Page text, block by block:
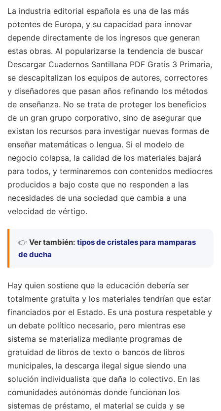
La industria editorial española es una de las más
potentes de Europa, y su capacidad para innovar
depende directamente de los ingresos que generan
estas obras. Al popularizarse la tendencia de buscar
Descargar Cuadernos Santillana PDF Gratis 3 Primaria,
se descapitalizan los equipos de autores, correctores
y diseñadores que pasan años refinando los métodos
de enseñanza. No se trata de proteger los beneficios
de un gran grupo corporativo, sino de asegurar que
existan los recursos para investigar nuevas formas de
enseñar matemáticas o lengua. Si el modelo de
negocio colapsa, la calidad de los materiales bajará
para todos, y terminaremos con contenidos mediocres
producidos a bajo coste que no responden a las
necesidades de una sociedad que cambia a una
velocidad de vértigo.
👉 Ver también: tipos de cristales para mamparas
de ducha
Hay quien sostiene que la educación debería ser
totalmente gratuita y los materiales tendrían que estar
financiados por el Estado. Es una postura respetable y
un debate político necesario, pero mientras ese
sistema se materializa mediante programas de
gratuidad de libros de texto o bancos de libros
municipales, la descarga ilegal sigue siendo una
solución individualista que daña lo colectivo. En las
comunidades autónomas donde funcionan los
sistemas de préstamo, el material se cuida y se